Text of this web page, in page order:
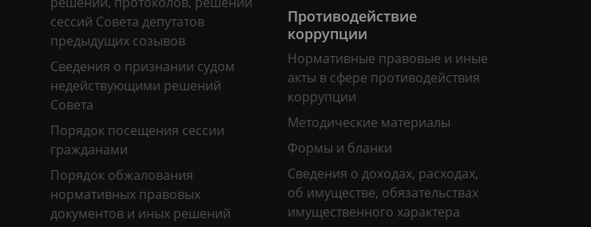
сессий Совета депутатов
предыдущих созывов
Сведения о признании судом
недействующими решений
Совета
Порядок посещения сессии
гражданами
Порядок обжалования
нормативных правовых
документов и иных решений
Противодействие
коррупции
Нормативные правовые и иные
акты в сфере противодействия
коррупции
Методические материалы
Формы и бланки
Сведения о доходах, расходах,
об имуществе, обязательствах
имущественного характера